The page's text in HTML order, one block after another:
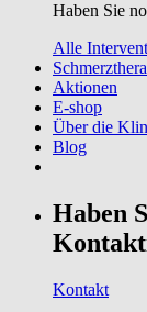
Haben Sie
Alle
Aktionen
E-shop
Über die
Blog
Haben
Kontakt